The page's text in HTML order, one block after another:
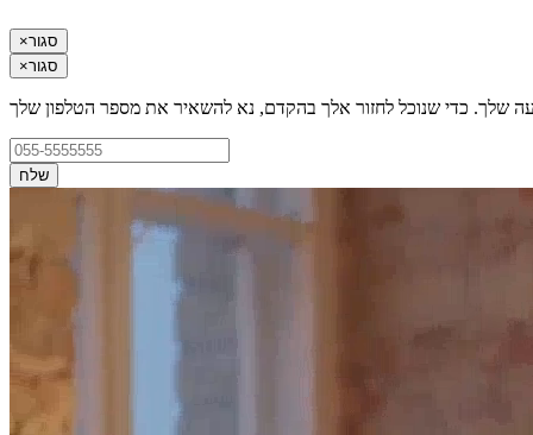
×סגור
×סגור
שלך. כדי שנוכל לחזור אלך בהקדם, נא להשאיר את מספר הטלפון שלך
שלח